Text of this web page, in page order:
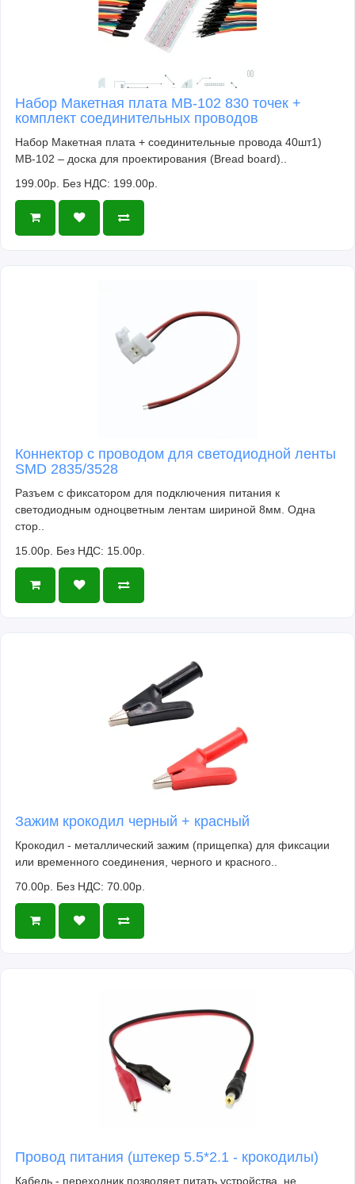
Набор Макетная плата MB-102 830 точек +
комплект соединительных проводов
Набор Макетная плата + соединительные провода 40шт1)
MB-102 – доска для проектирования (Bread board)..
199.00р. Без НДС: 199.00р.
Коннектор с проводом для светодиодной ленты
SMD 2835/3528
Разъем с фиксатором для подключения питания к
светодиодным одноцветным лентам шириной 8мм. Одна
стор..
15.00р. Без НДС: 15.00р.
Зажим крокодил черный + красный
Крокодил - металлический зажим (прищепка) для фиксации
или временного соединения, черного и красного..
70.00р. Без НДС: 70.00р.
Провод питания (штекер 5.5*2.1 - крокодилы)
Кабель - переходник позволяет питать устройства, не